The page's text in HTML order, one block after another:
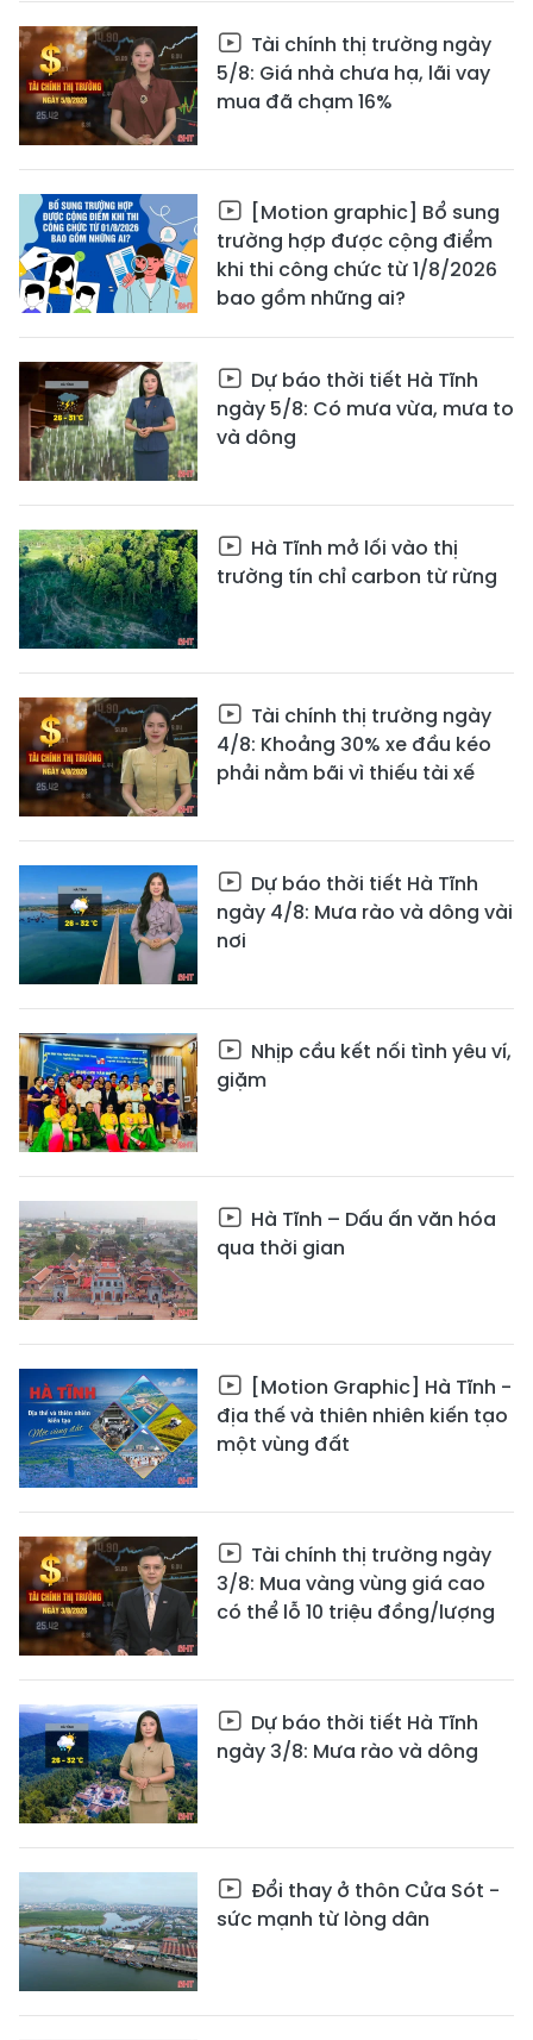
Tài chính thị trường ngày
5/8: Giá nhà chưa hạ, lãi vay
mua đã chạm 16%
[Motion graphic] Bổ sung
trường hợp được cộng điểm
khi thi công chức từ 1/8/2026
bao gồm những ai?
Dự báo thời tiết Hà Tĩnh
ngày 5/8: Có mưa vừa, mưa to
và dông
Hà Tĩnh mở lối vào thị
trường tín chỉ carbon từ rừng
Tài chính thị trường ngày
4/8: Khoảng 30% xe đầu kéo
phải nằm bãi vì thiếu tài xế
Dự báo thời tiết Hà Tĩnh
ngày 4/8: Mưa rào và dông vài
nơi
Nhịp cầu kết nối tình yêu ví,
giặm
Hà Tĩnh – Dấu ấn văn hóa
qua thời gian
[Motion Graphic] Hà Tĩnh -
địa thế và thiên nhiên kiến tạo
một vùng đất
Tài chính thị trường ngày
3/8: Mua vàng vùng giá cao
có thể lỗ 10 triệu đồng/lượng
Dự báo thời tiết Hà Tĩnh
ngày 3/8: Mưa rào và dông
Đổi thay ở thôn Cửa Sót -
sức mạnh từ lòng dân